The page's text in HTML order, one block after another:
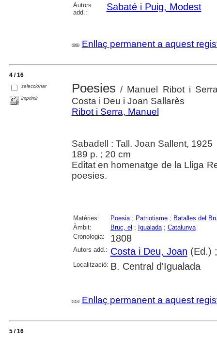
Autors
add.:
Sabaté i Puig, Modest
Enllaç permanent a aquest
4 / 16
seleccionar
imprimir
Poesies / Manuel Ribot i
Costa i Deu i Joan Sallarès
Ribot i Serra, Manuel
Sabadell : Tall. Joan Sallent, 1925
189 p. ; 20 cm
Editat en homenatge de la Lliga
poesies.
Matèries: Poesia; Patriotisme; Batalles del
Àmbit:
Bruc, el ; Igualada; Catalunya
Cronologia:
1808
Autors add.: Costa i Deu, Joan (Ed.)
Localització: B. Central d'Igualada
Enllaç permanent a aquest
5 / 16